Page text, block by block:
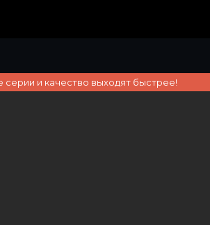
и качество выходят быстрее!